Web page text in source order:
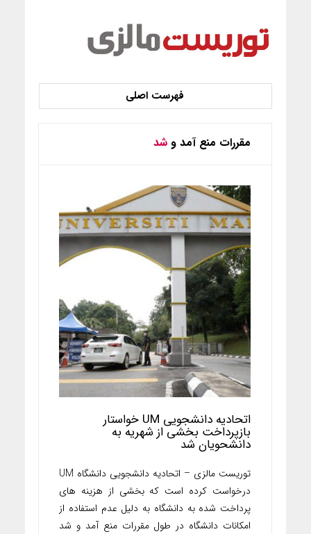
مقررات منع آمد و شد
اتحادیه دانشجویی UM خواستار
بازپرداخت بخشی از شهریه به
دانشحویان شد
توریست مالزی – اتحادیه دانشجویی دانشگاه UM
درخواست کرده است که بخشی از هزینه های
پرداخت شده به دانشگاه به دلیل عدم استفاده از
امکانات دانشگاه در طول مقررات منع آمد و شد